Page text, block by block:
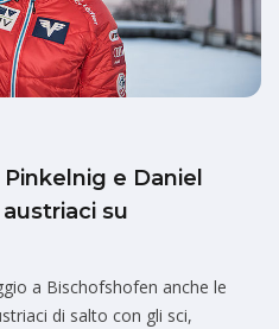
e Daniel
su
a Bischofshofen anche le
di salto con gli sci,